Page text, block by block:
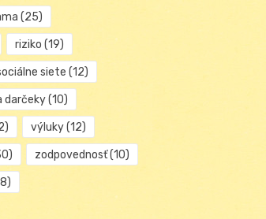
(25)
riziko (19)
siete (12)
darčeky(10)
výluky(12)
zodpovednosť(10)